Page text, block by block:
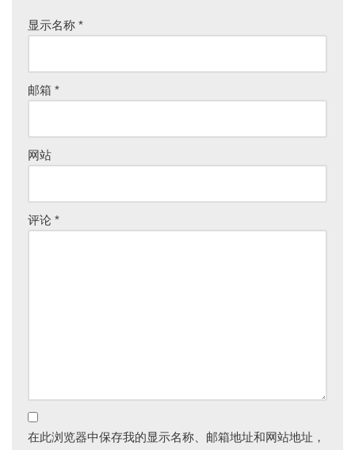
显示名称 *
邮箱 *
网站
评论 *
在此浏览器中保存我的显示名称、邮箱地址和网站地址，